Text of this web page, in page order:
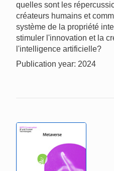
quelles sont les
créateurs humains et
système de la propriété
stimuler l'innovation et la
l'intelligence artificielle?
Publication year: 2024